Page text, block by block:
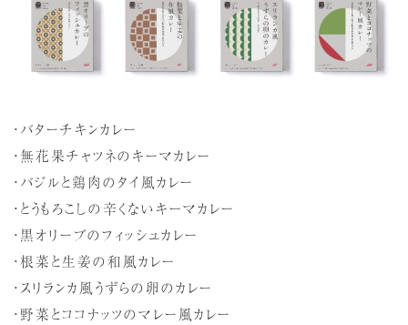
・バターチキンカレー
・無花果チャツネのキーマカレー
・バジルと鶏肉のタイ風カレー
・とうもろこしの辛くないキーマカレー
・黒オリーブのフィッシュカレー
・根菜と生姜の和風カレー
・スリランカ風うずらの卵のカレー
・野菜とココナッツのマレー風カレー